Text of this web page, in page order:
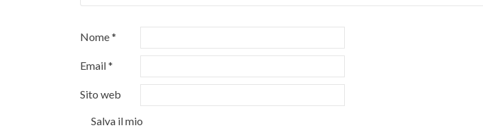
Nome*
Email*
Sito web
Salva il mio